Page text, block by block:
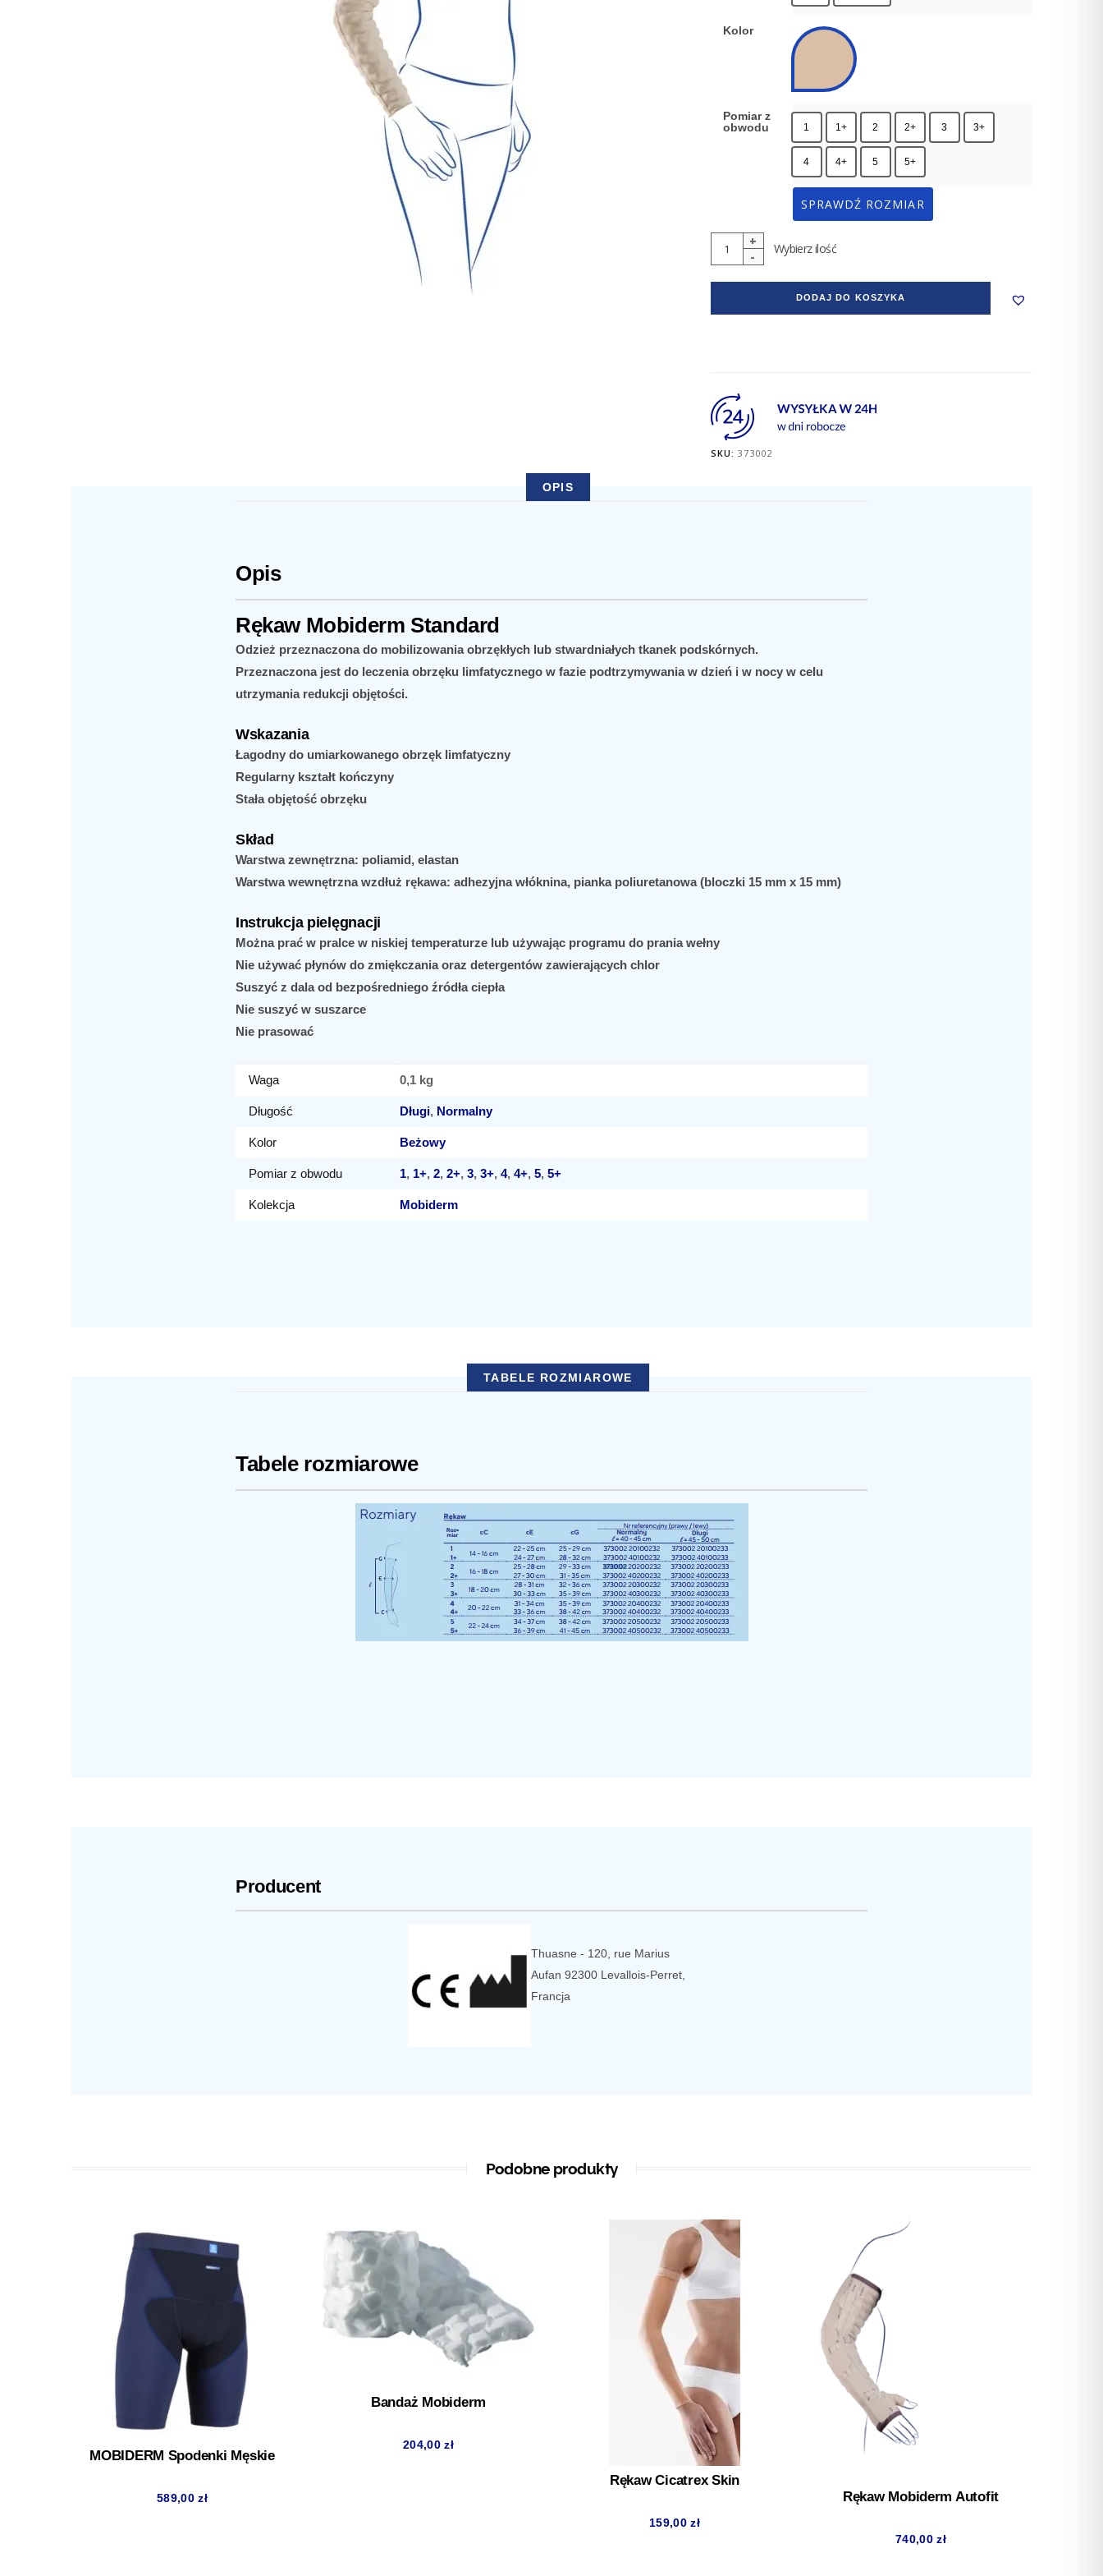
Kolor
Pomiar z
obwodu
1 1+ 2 2+ 3 3+
4 4+ 5 5+
SPRAWDŹ ROZMIAR
Wybierz ilość
ilość
Rękaw
Mobiderm
DODAJ DO KOSZYKA
SKU: 373002
OPIS
Opis
Rękaw Mobiderm Standard
Odzież przeznaczona do mobilizowania obrzękłych lub stwardniałych tkanek podskórnych.
Przeznaczona jest do leczenia obrzęku limfatycznego w fazie podtrzymywania w dzień i w nocy w celu
utrzymania redukcji objętości.
Wskazania
Łagodny do umiarkowanego obrzęk limfatyczny
Regularny kształt kończyny
Stała objętość obrzęku
Skład
Warstwa zewnętrzna: poliamid, elastan
Warstwa wewnętrzna wzdłuż rękawa: adhezyjna włóknina, pianka poliuretanowa (bloczki 15 mm x 15 mm)
Instrukcja pielęgnacji
Można prać w pralce w niskiej temperaturze lub używając programu do prania wełny
Nie używać płynów do zmiękczania oraz detergentów zawierających chlor
Suszyć z dala od bezpośredniego źródła ciepła
Nie suszyć w suszarce
Nie prasować
Waga 0,1 kg
Długość Długi, Normalny
Kolor Beżowy
Pomiar z obwodu 1, 1+, 2, 2+, 3, 3+, 4, 4+, 5, 5+
Kolekcja Mobiderm
TABELE ROZMIAROWE
Tabele rozmiarowe
Producent
Thuasne - 120, rue Marius
Aufan 92300 Levallois-Perret,
Francja
Podobne produkty
MOBIDERM Spodenki Męskie
589,00zł
Bandaż Mobiderm
204,00zł
Rękaw Cicatrex Skin
159,00zł
Rękaw Mobiderm Autofit
740,00zł